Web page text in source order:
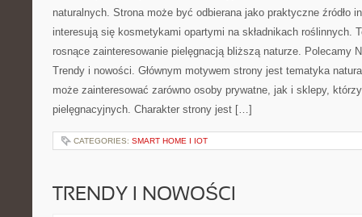
naturalnych. Strona może być odbierana jako praktyczne źródło
interesują się kosmetykami opartymi na składnikach roślinnych.
rosnące zainteresowanie pielęgnacją bliższą naturze. Polecamy
Trendy i nowości. Głównym motywem strony jest tematyka
może zainteresować zarówno osoby prywatne, jak i sklepy,
pielęgnacyjnych. Charakter strony jest […]
CATEGORIES: SMART HOME I IOT
TRENDY I NOWOŚCI